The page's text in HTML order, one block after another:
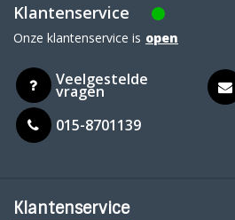
Klantenservice
Onze klantenservice is open
Veelgestelde
vragen
015-8701139
Klantenservice